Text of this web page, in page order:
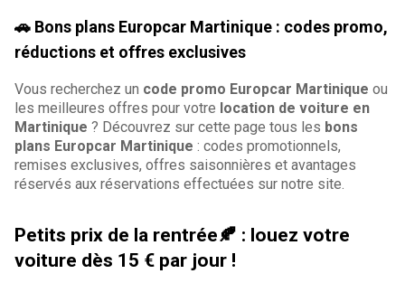
🚗 Bons plans Europcar Martinique : codes promo,
réductions et offres exclusives
Vous recherchez un code promo Europcar Martinique ou
les meilleures offres pour votre location de voiture en
Martinique ? Découvrez sur cette page tous les bons
plans Europcar Martinique : codes promotionnels,
remises exclusives, offres saisonnières et avantages
réservés aux réservations effectuées sur notre site.
Petits prix de la rentrée🍂 : louez votre
voiture dès 15 € par jour !